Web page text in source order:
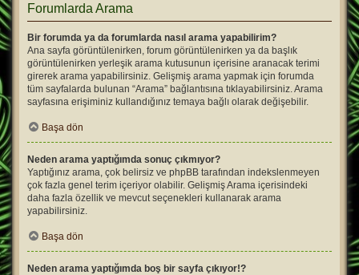
Forumlarda Arama
Bir forumda ya da forumlarda nasıl arama yapabilirim?
Ana sayfa görüntülenirken, forum görüntülenirken ya da başlık
görüntülenirken yerleşik arama kutusunun içerisine aranacak terimi
girerek arama yapabilirsiniz. Gelişmiş arama yapmak için forumda
tüm sayfalarda bulunan “Arama” bağlantısına tıklayabilirsiniz. Arama
sayfasına erişiminiz kullandığınız temaya bağlı olarak değişebilir.
Başa dön
Neden arama yaptığımda sonuç çıkmıyor?
Yaptığınız arama, çok belirsiz ve phpBB tarafından indekslenmeyen
çok fazla genel terim içeriyor olabilir. Gelişmiş Arama içerisindeki
daha fazla özellik ve mevcut seçenekleri kullanarak arama
yapabilirsiniz.
Başa dön
Neden arama yaptığımda boş bir sayfa çıkıyor!?